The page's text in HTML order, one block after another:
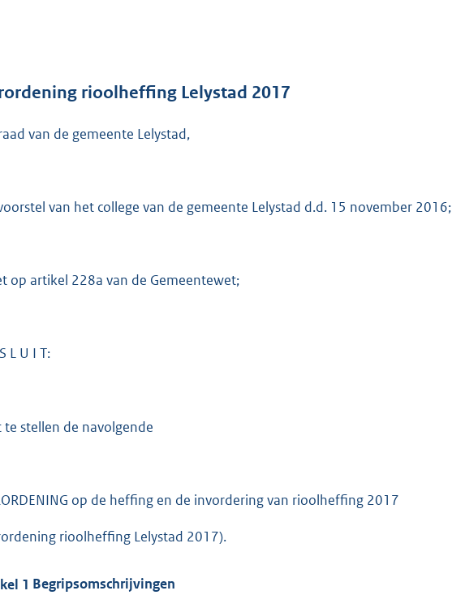
rioolheffing Lelystad 2017
van de gemeente Lelystad,
van het college van de gemeente Lelystad d.d. 15 november 2016;
op artikel 228a van de Gemeentewet;
L U I T:
te stellen de navolgende
op de heffing en de invordering van rioolheffing 2017
rioolheffing Lelystad 2017).
1 Begripsomschrijvingen